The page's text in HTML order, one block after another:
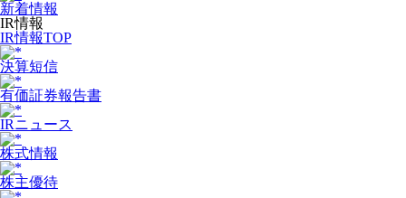
新着情報
IR情報
IR情報TOP
決算短信
有価証券報告書
IRニュース
株式情報
株主優待